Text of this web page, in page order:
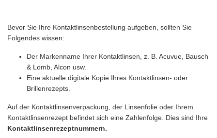
Bevor Sie Ihre Kontaktlinsenbestellung aufgeben, sollten Sie
Folgendes wissen:
Der Markenname Ihrer Kontaktlinsen, z. B. Acuvue, Bausch
& Lomb, Alcon usw.
Eine aktuelle digitale Kopie Ihres Kontaktlinsen- oder
Brillenrezepts.
Auf der Kontaktlinsenverpackung, der Linsenfolie oder Ihrem
Kontaktlinsenrezept befindet sich eine Zahlenfolge. Dies sind Ihre
Kontaktlinsenrezeptnummern.